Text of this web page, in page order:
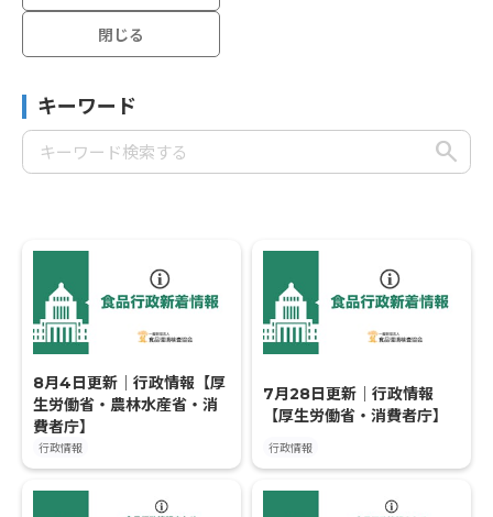
閉じる
キーワード
8月4日更新｜行政情報【厚
生労働省・農林水産省・消
費者庁】
行政情報
7月28日更新｜行政情報
【厚生労働省・消費者庁】
行政情報